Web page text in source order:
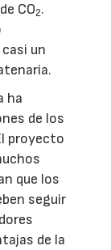
CO2.
un
ha
de los
proyecto
que los
seguir
de la